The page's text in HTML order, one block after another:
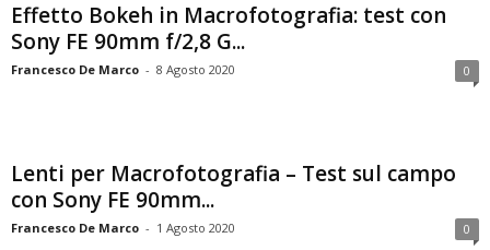
Effetto Bokeh in Macrofotografia: test con
Sony FE 90mm f/2,8 G...
Francesco De Marco - 8 Agosto 2020 0
Lenti per Macrofotografia – Test sul campo
con Sony FE 90mm...
Francesco De Marco - 1 Agosto 2020 0